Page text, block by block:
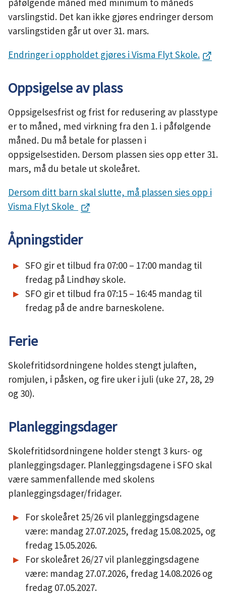
påfølgende måned med minimum to måneds
varslingstid. Det kan ikke gjøres endringer dersom
varslingstiden går ut over 31. mars.
Endringer i oppholdet gjøres i Visma Flyt Skole.
Oppsigelse av plass
Oppsigelsesfrist og frist for redusering av plasstype
er to måned, med virkning fra den 1. i påfølgende
måned. Du må betale for plassen i
oppsigelsestiden. Dersom plassen sies opp etter 31.
mars, må du betale ut skoleåret.
Dersom ditt barn skal slutte, må plassen sies opp i
Visma Flyt Skole
Åpningstider
SFO gir et tilbud fra 07:00 – 17:00 mandag til
fredag på Lindhøy skole.
SFO gir et tilbud fra 07:15 – 16:45 mandag til
fredag på de andre barneskolene.
Ferie
Skolefritidsordningene holdes stengt julaften,
romjulen, i påsken, og fire uker i juli (uke 27, 28, 29
og 30).
Planleggingsdager
Skolefritidsordningene holder stengt 3 kurs- og
planleggingsdager. Planleggingsdagene i SFO skal
være sammenfallende med skolens
planleggingsdager/fridager.
For skoleåret 25/26 vil planleggingsdagene
være: mandag 27.07.2025, fredag 15.08.2025, og
fredag 15.05.2026.
For skoleåret 26/27 vil planleggingsdagene
være: mandag 27.07.2026, fredag 14.08.2026 og
fredag 07.05.2027.